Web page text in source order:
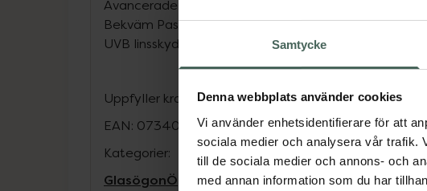
Samtycke
Denna webbplats använder cookies
Vi använder enhetsidentifierare för att
sociala medier och analysera vår trafik.
till de sociala medier och annons- och
med annan information som du har
Avancerade läsglasögon. Hjälper till att filtrera
Bekväm Passform med fjädrande skalm. Reptålig
UVB linsskydd.
Uppfyller kraven i EN 14139:2010 och ISO 16034:2002
EAN: 07340223502039
Kategorier:
GlasögonÖgon och öron